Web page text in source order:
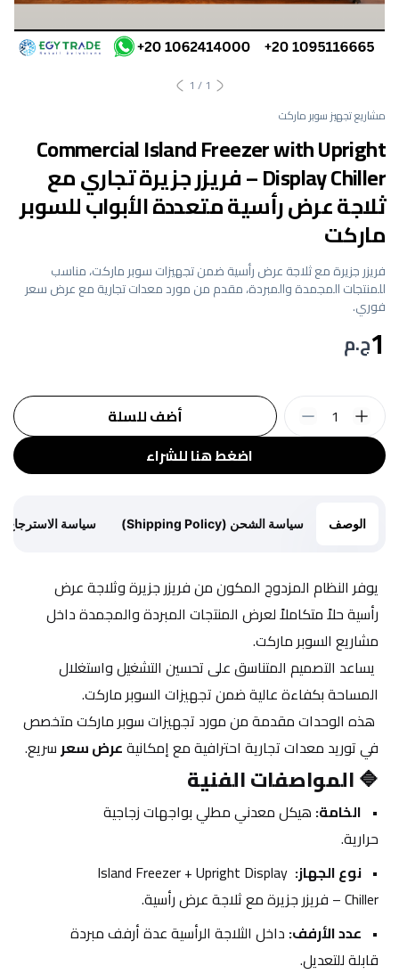
1
/
1
مشاريع تجهيز سوبر ماركت
Commercial Island Freezer with Upright
Display Chiller – فريزر جزيرة تجاري مع
ثلاجة عرض رأسية متعددة الأبواب للسوبر
ماركت
فريزر جزيرة مع ثلاجة عرض رأسية ضمن تجهيزات سوبر ماركت، مناسب
للمنتجات المجمدة والمبردة، مقدم من مورد معدات تجارية مع عرض سعر
فوري.
1ج.م
اضغط هنا للشراء
أضف للسلة 1
الوصف سياسة الشحن (Shipping Policy) سياسة الاسترجاع (Return Policy)
مشاريع السوبر ماركت.
المساحة بكفاءة عالية ضمن تجهيزات السوبر ماركت.
في توريد معدات تجارية احترافية مع إمكانية عرض سعر سريع.
🔷 المواصفات الفنية
الخامة:
حرارية.
نوع الجهاز: Island Freezer + Upright Display
Chiller – فريزر جزيرة مع ثلاجة عرض رأسية.
عدد الأرفف:
قابلة للتعديل.